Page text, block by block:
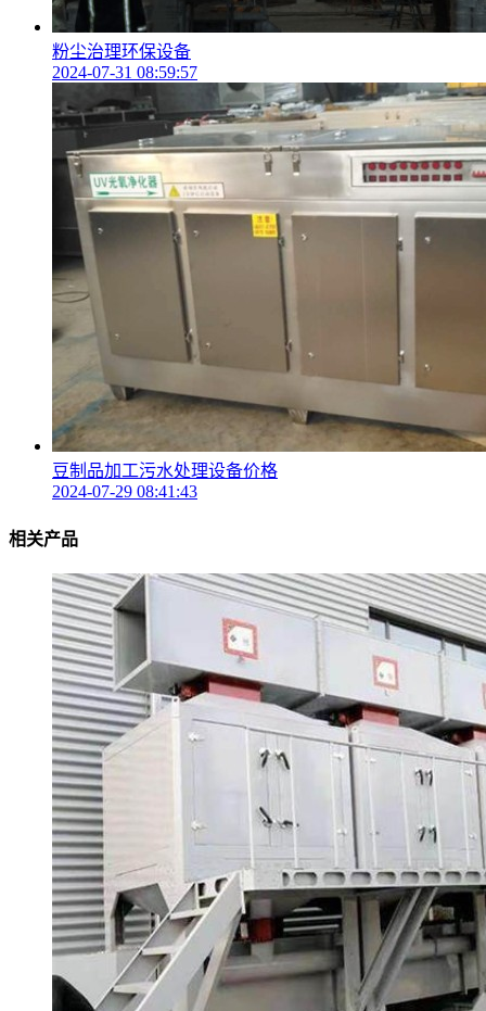
粉尘治理环保设备
2024-07-31 08:59:57
豆制品加工污水处理设备价格
2024-07-29 08:41:43
相关产品